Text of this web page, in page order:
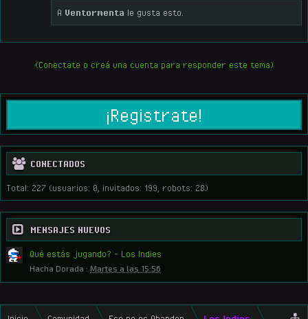
A Ventormenta le gusta esto.
(Conectate o creá una cuenta para responder este tema)
¡Registrate!
CONECTADOS
Total: 227 (usuarios: 0, invitados: 199, robots: 28)
MENSAJES NUEVOS
Qué estás jugando? - Los Indies
Hacha Dorada : Martes a las 15:56